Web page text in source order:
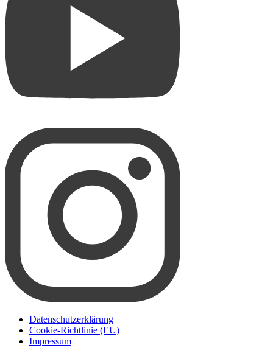
Datenschutzerklärung
Cookie-Richtlinie (EU)
Impressum